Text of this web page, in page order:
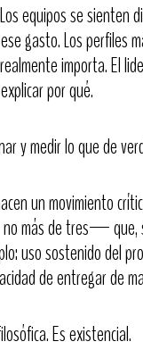
equipos se sienten
gasto. Los perfiles
importa. El
por qué.
y medir lo que de
un movimiento
más de tres— que,
uso sostenido del
de entregar de
Es existencial.